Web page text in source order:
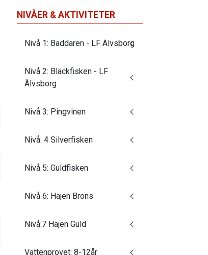
NIVÅER & AKTIVITETER
Nivå 1: Baddaren - LF Älvsborg
Nivå 2: Bläckfisken - LF
Älvsborg
Nivå 3: Pingvinen
Nivå: 4 Silverfisken
Nivå 5: Guldfisken
Nivå 6: Hajen Brons
Nivå:7 Hajen Guld
Vattenprovet: 8-12år